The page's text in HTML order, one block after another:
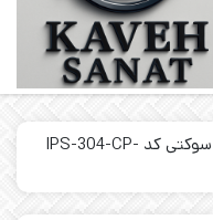
سنسور القایی سوکتی کد IPS-304-CP-